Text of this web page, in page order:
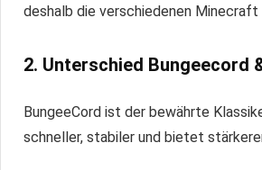
deshalb die verschiedenen Minecraft
2. Unterschied Bungeecord
BungeeCord ist der bewährte
schneller, stabiler und bietet